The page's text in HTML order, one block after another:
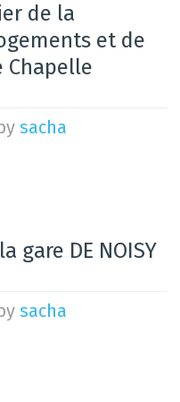
de la
et de
Chapelle
sacha
gare DE NOISY
sacha